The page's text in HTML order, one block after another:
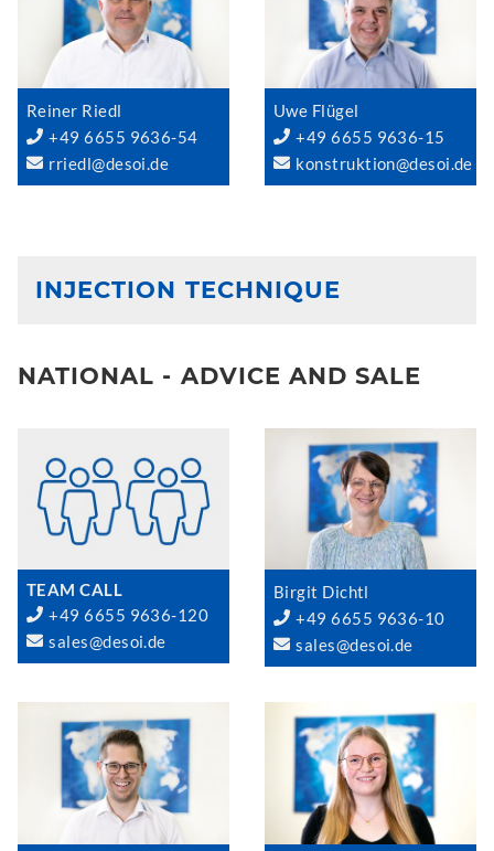
Reiner Riedl
+49 6655 9636-54
rriedl@desoi.de
Uwe Flügel
+49 6655 9636-15
konstruktion@desoi.de
INJECTION TECHNIQUE
NATIONAL - ADVICE AND SALE
TEAM CALL
+49 6655 9636-120
sales@desoi.de
Birgit Dichtl
+49 6655 9636-10
sales@desoi.de